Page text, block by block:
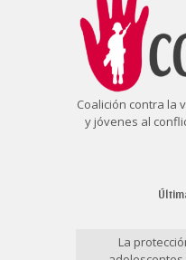
Coalición contra la
y jóvenes al
La